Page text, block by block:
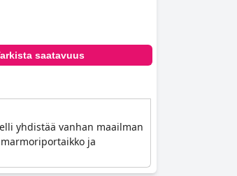
saatavuus
yhdistää vanhan maailman
ja